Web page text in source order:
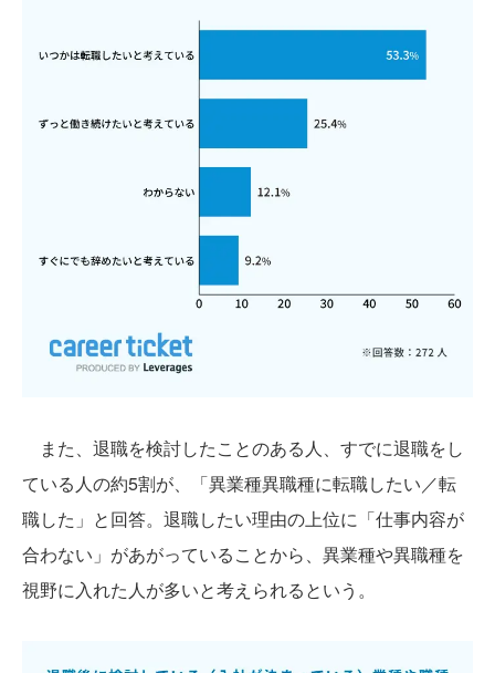
また、退職を検討したことのある人、すでに退職をし
ている人の約5割が、「異業種異職種に転職したい／転
職した」と回答。退職したい理由の上位に「仕事内容が
合わない」があがっていることから、異業種や異職種を
視野に入れた人が多いと考えられるという。